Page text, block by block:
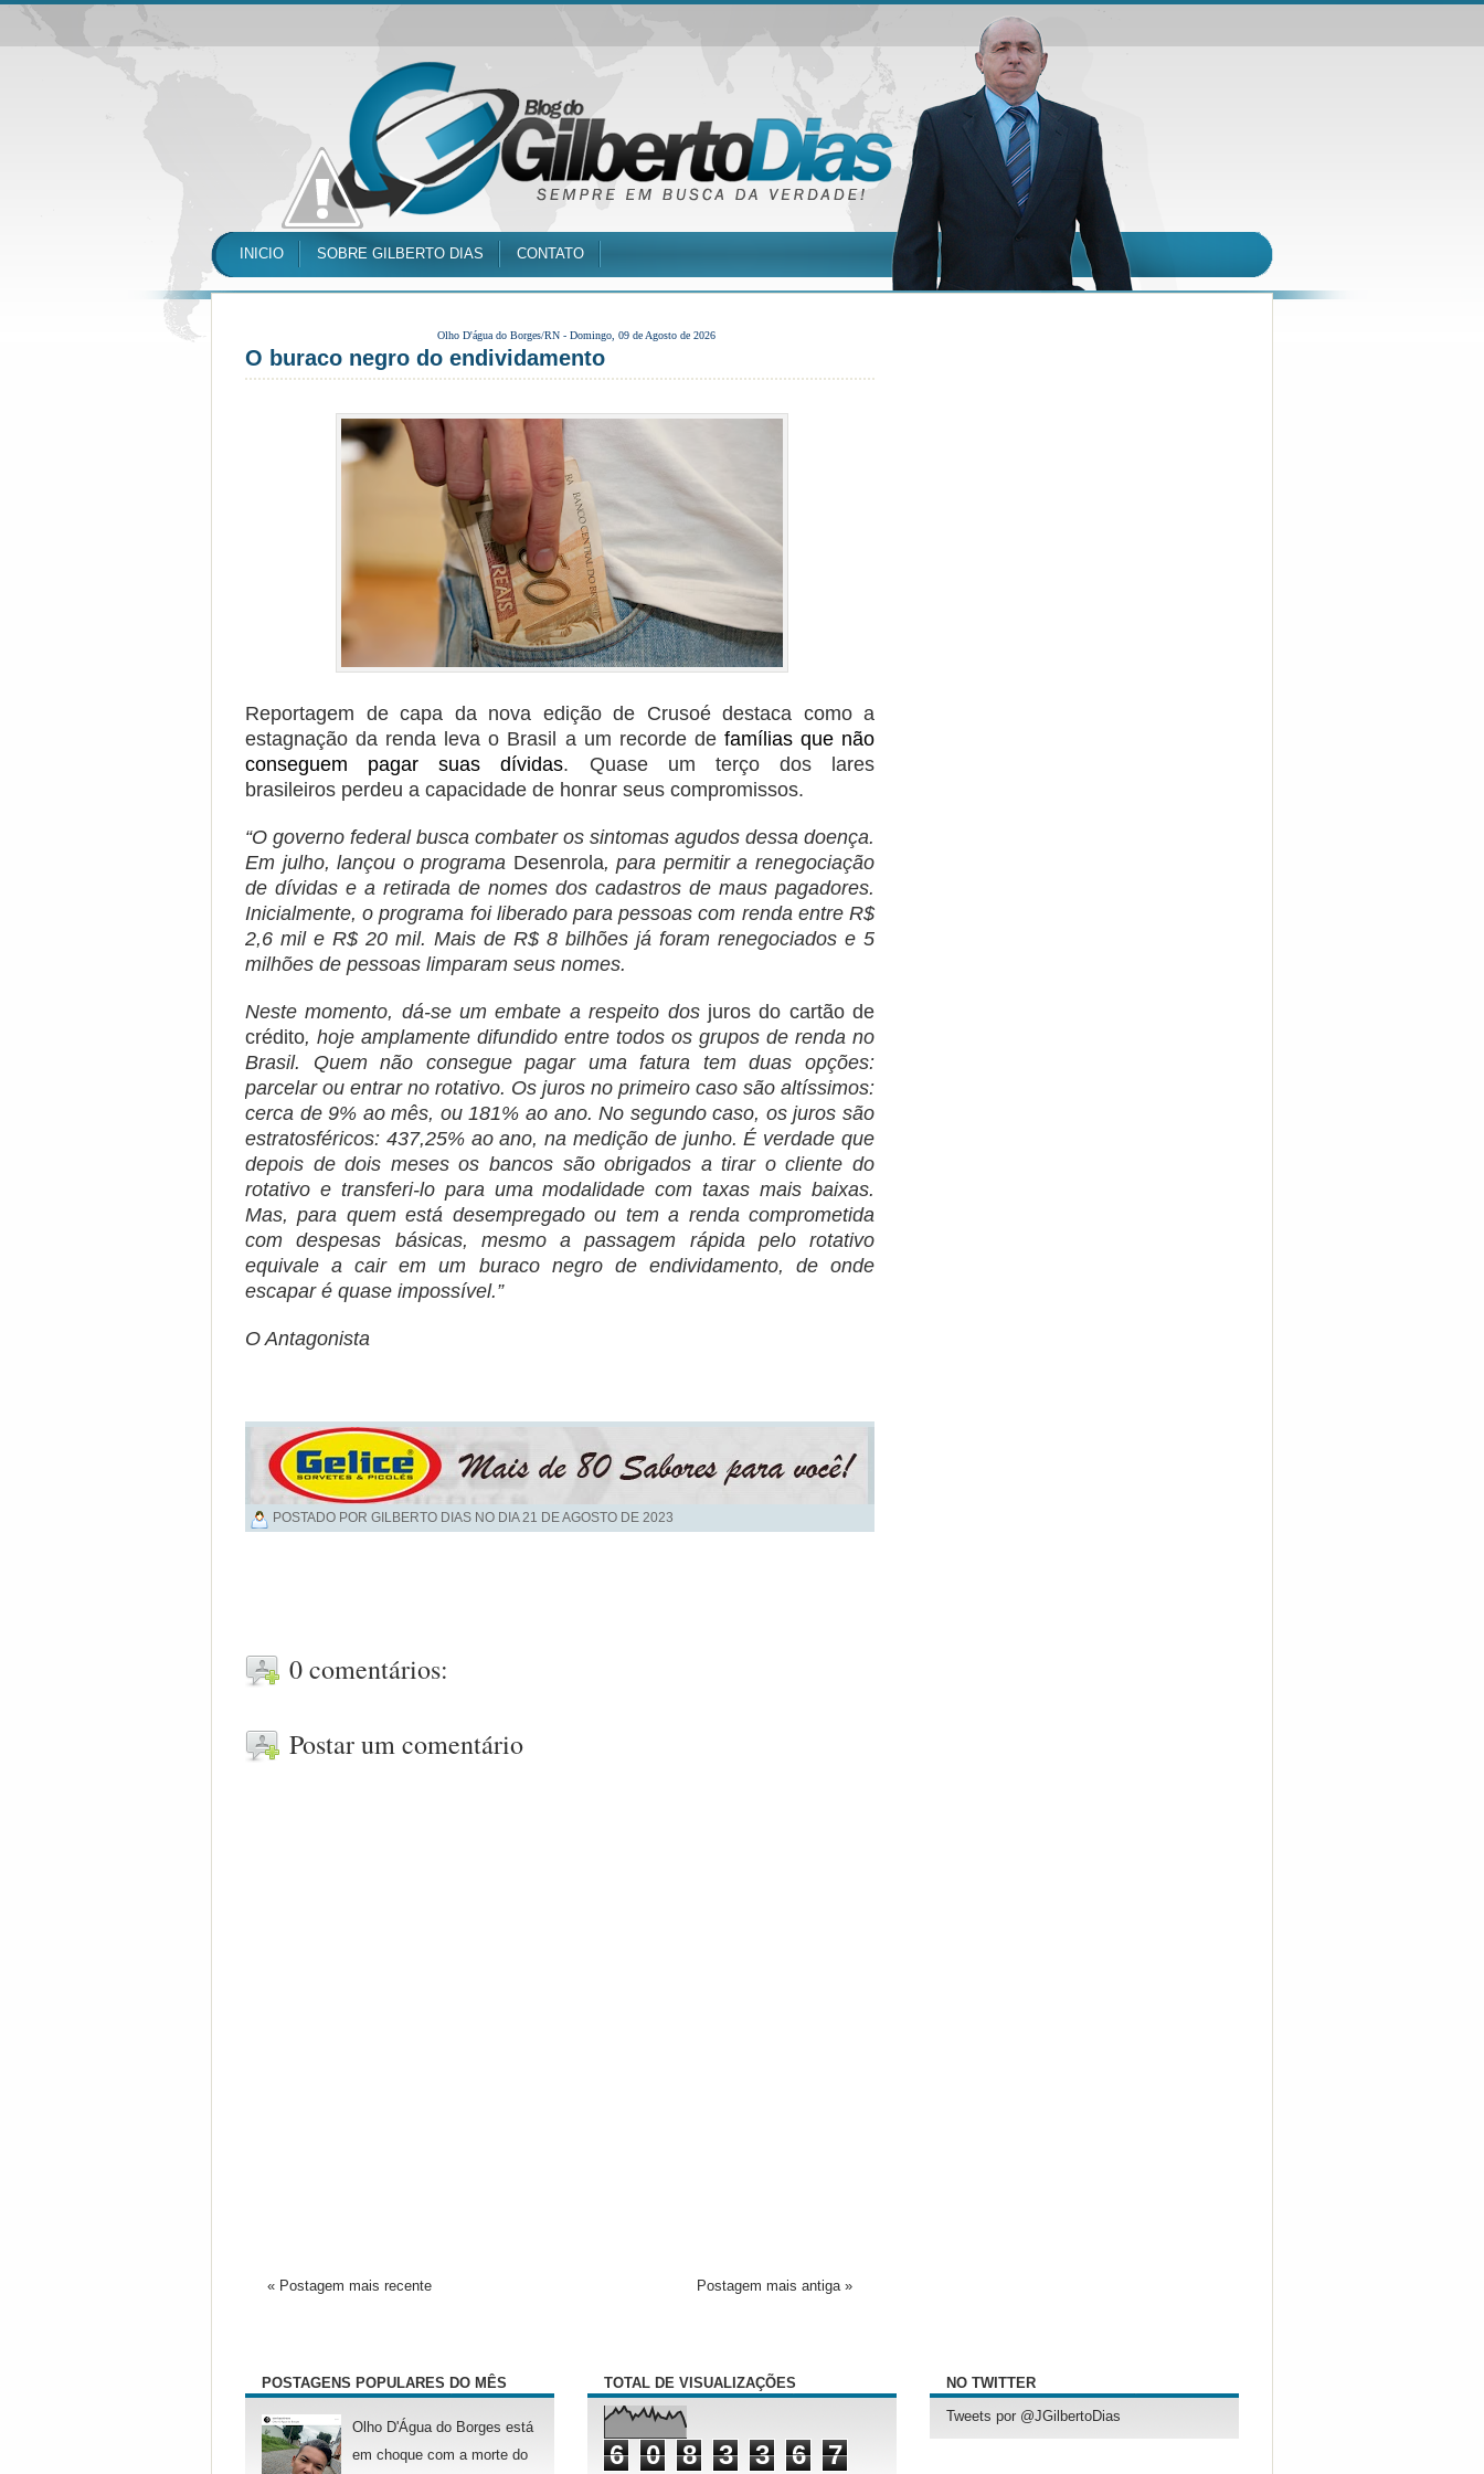
INICIO SOBRE GILBERTO DIAS CONTATO
Olho D'água do Borges/RN - Domingo, 09 de Agosto de 2026
O buraco negro do endividamento
Reportagem de capa da nova edição de Crusoé destaca como a
estagnação da renda leva o Brasil a um recorde de famílias que não
conseguem pagar suas dívidas. Quase um terço dos lares
brasileiros perdeu a capacidade de honrar seus compromissos.
“O governo federal busca combater os sintomas agudos dessa doença.
Em julho, lançou o programa Desenrola, para permitir a renegociação
de dívidas e a retirada de nomes dos cadastros de maus pagadores.
Inicialmente, o programa foi liberado para pessoas com renda entre R$
2,6 mil e R$ 20 mil. Mais de R$ 8 bilhões já foram renegociados e 5
milhões de pessoas limparam seus nomes.
Neste momento, dá-se um embate a respeito dos juros do cartão de
crédito, hoje amplamente difundido entre todos os grupos de renda no
Brasil. Quem não consegue pagar uma fatura tem duas opções:
parcelar ou entrar no rotativo. Os juros no primeiro caso são altíssimos:
cerca de 9% ao mês, ou 181% ao ano. No segundo caso, os juros são
estratosféricos: 437,25% ao ano, na medição de junho. É verdade que
depois de dois meses os bancos são obrigados a tirar o cliente do
rotativo e transferi-lo para uma modalidade com taxas mais baixas.
Mas, para quem está desempregado ou tem a renda comprometida
com despesas básicas, mesmo a passagem rápida pelo rotativo
equivale a cair em um buraco negro de endividamento, de onde
escapar é quase impossível.”
O Antagonista
POSTADO POR GILBERTO DIAS NO DIA21 DE AGOSTO DE 2023
0 comentários:
Postar um comentário
« Postagem mais recente Postagem mais antiga »
POSTAGENS POPULARES DO MÊS
Olho D'Água do Borges está
em choque com a morte do
TOTAL DE VISUALIZAÇÕES
6 0 8 3 3 6 7
NO TWITTER
Tweets por @JGilbertoDias